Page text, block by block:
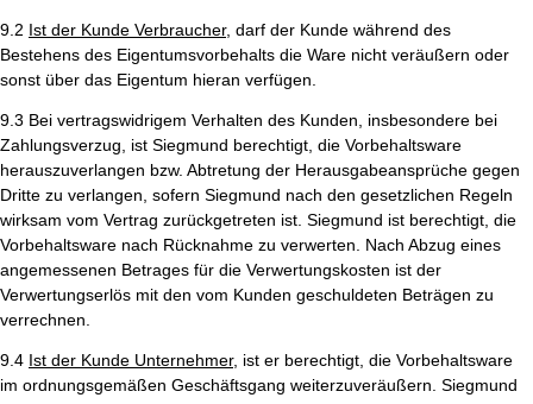
9.2 Ist der Kunde Verbraucher, darf der Kunde während des
Bestehens des Eigentumsvorbehalts die Ware nicht veräußern oder
sonst über das Eigentum hieran verfügen.
9.3 Bei vertragswidrigem Verhalten des Kunden, insbesondere bei
Zahlungsverzug, ist Siegmund berechtigt, die Vorbehaltsware
herauszuverlangen bzw. Abtretung der Herausgabeansprüche gegen
Dritte zu verlangen, sofern Siegmund nach den gesetzlichen Regeln
wirksam vom Vertrag zurückgetreten ist. Siegmund ist berechtigt, die
Vorbehaltsware nach Rücknahme zu verwerten. Nach Abzug eines
angemessenen Betrages für die Verwertungskosten ist der
Verwertungserlös mit den vom Kunden geschuldeten Beträgen zu
verrechnen.
9.4 Ist der Kunde Unternehmer, ist er berechtigt, die Vorbehaltsware
im ordnungsgemäßen Geschäftsgang weiterzuveräußern. Siegmund